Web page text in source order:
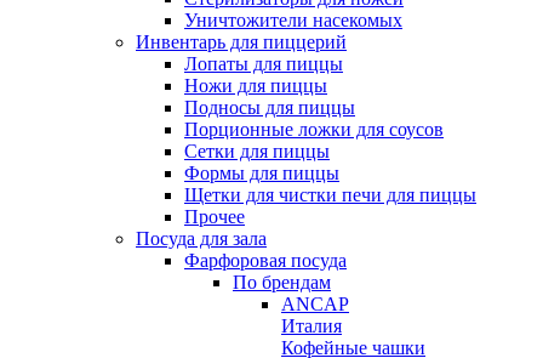
Уничтожители насекомых
Инвентарь для пиццерий
Лопаты для пиццы
Ножи для пиццы
Подносы для пиццы
Порционные ложки для соусов
Сетки для пиццы
Формы для пиццы
Щетки для чистки печи для пиццы
Прочее
Посуда для зала
Фарфоровая посуда
По брендам
ANCAP
Италия
Кофейные чашки